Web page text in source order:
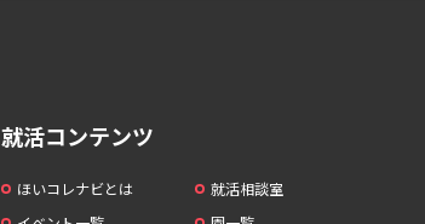
就活コンテンツ
ほいコレナビとは
就活相談室